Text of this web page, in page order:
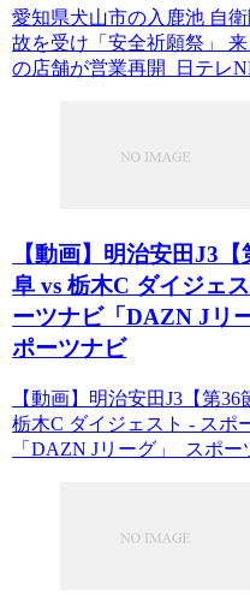
愛知県犬山市の入鹿池 自
故を受け「安全祈願祭」
の店舗が営業再開 日テレ
【動画】明治安田J3
阜 vs 栃木C ダイジェ
ーツナビ「DAZN Jリ
ポーツナビ
【動画】明治安田J3【第36
栃木C ダイジェスト - スポ
「DAZN Jリーグ」 スポー